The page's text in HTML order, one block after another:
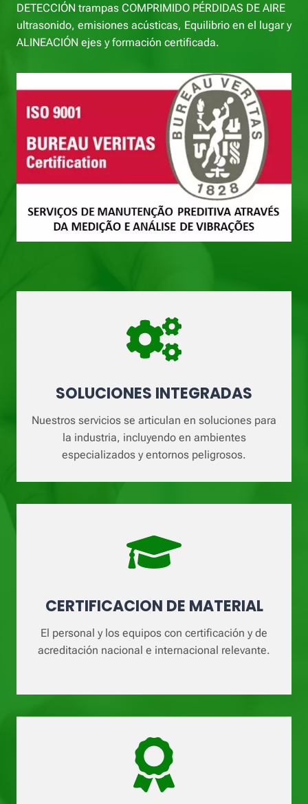
DETECCIÓN trampas COMPRIMIDO PÉRDIDAS DE AIRE
ultrasonido, emisiones acústicas, Equilibrio en el lugar y
ALINEACIÓN ejes y formación certificada.
SOLUCIONES INTEGRADAS
Nuestros servicios se articulan en soluciones para
la industria, incluyendo en ambientes
especializados y entornos peligrosos.
CERTIFICACION DE MATERIAL
El personal y los equipos con certificación y de
acreditación nacional e internacional relevante.